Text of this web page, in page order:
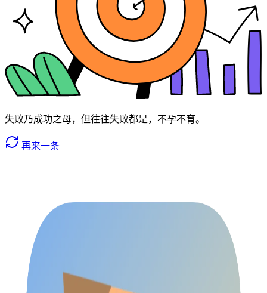
失败乃成功之母，但往往失败都是，不孕不育。
再来一条